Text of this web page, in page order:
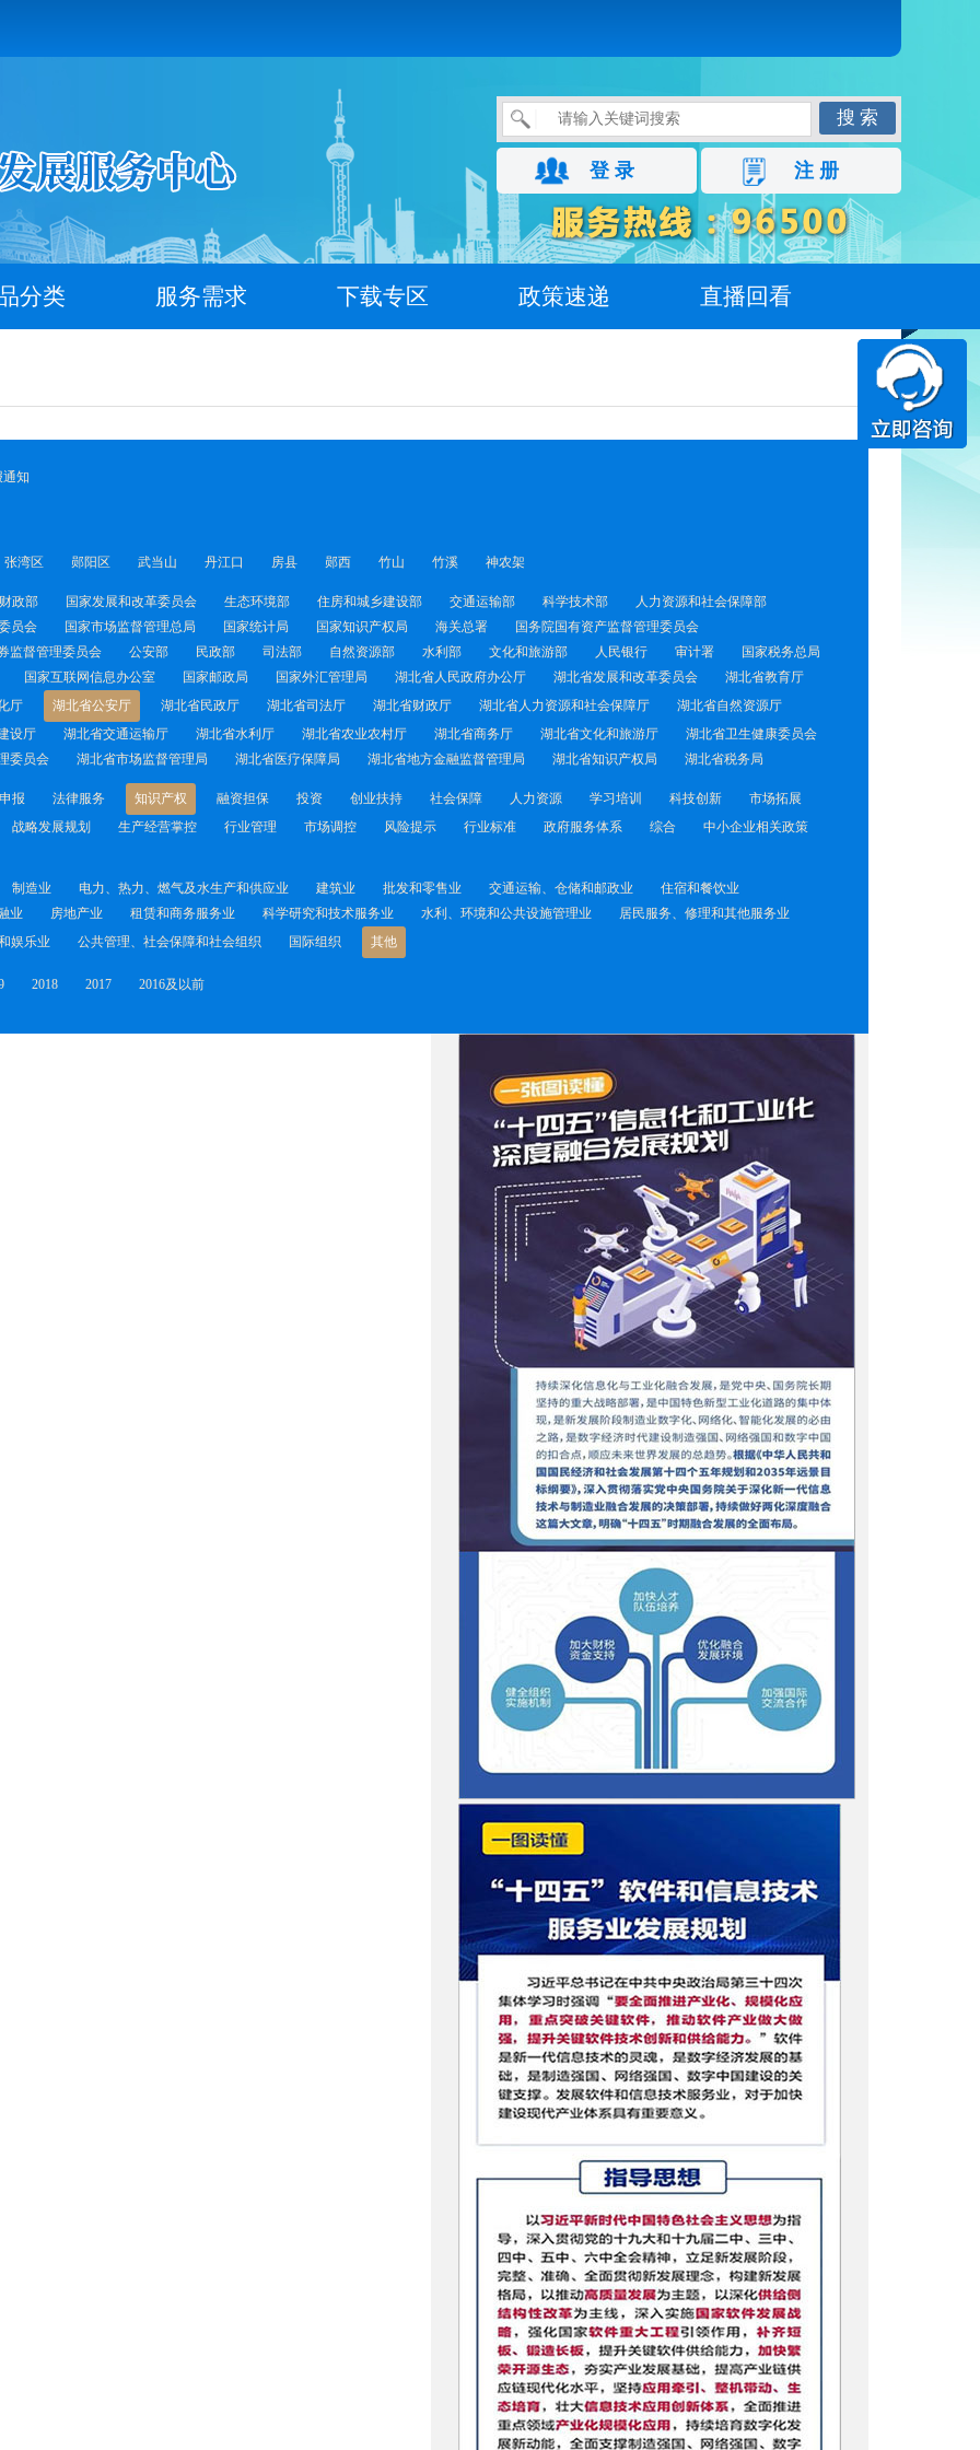
搜 索
登 录 注 册
分类 服务需求 下载专区 政策速递 直播回看
通知
张湾区 郧阳区 武当山 丹江口 房县 郧西 竹山 竹溪 神农架
财政部 国家发展和改革委员会 生态环境部 住房和城乡建设部 交通运输部 科学技术部
人力资源和社会保障部
员会 国家市场监督管理总局 国家统计局 国家知识产权局 海关总署
国务院国有资产监督管理委员会
监督管理委员会 公安部 民政部 司法部 自然资源部 水利部 文化和旅游部 人民银行 审计署
国家税务总局
国家互联网信息办公室 国家邮政局 国家外汇管理局 湖北省人民政府办公厅 湖北省发展和改革委员会
湖北省教育厅
厅 湖北省公安厅 湖北省民政厅 湖北省司法厅 湖北省财政厅 湖北省人力资源和社会保障厅
湖北省自然资源厅
设厅 湖北省交通运输厅 湖北省水利厅 湖北省农业农村厅 湖北省商务厅 湖北省文化和旅游厅
湖北省卫生健康委员会
委员会 湖北省市场监督管理局 湖北省医疗保障局 湖北省地方金融监督管理局 湖北省知识产权局 湖北省税务局
报 法律服务 知识产权 融资担保 投资 创业扶持 社会保障 人力资源 学习培训 科技创新
市场拓展
战略发展规划 生产经营掌控 行业管理 市场调控 风险提示 行业标准 政府服务体系 综合
中小企业相关政策
制造业 电力、热力、燃气及水生产和供应业 建筑业 批发和零售业 交通运输、仓储和邮政业
住宿和餐饮业
业 房地产业 租赁和商务服务业 科学研究和技术服务业 水利、环境和公共设施管理业
居民服务、修理和其他服务业
娱乐业 公共管理、社会保障和社会组织 国际组织 其他
2018 2017 2016及以前